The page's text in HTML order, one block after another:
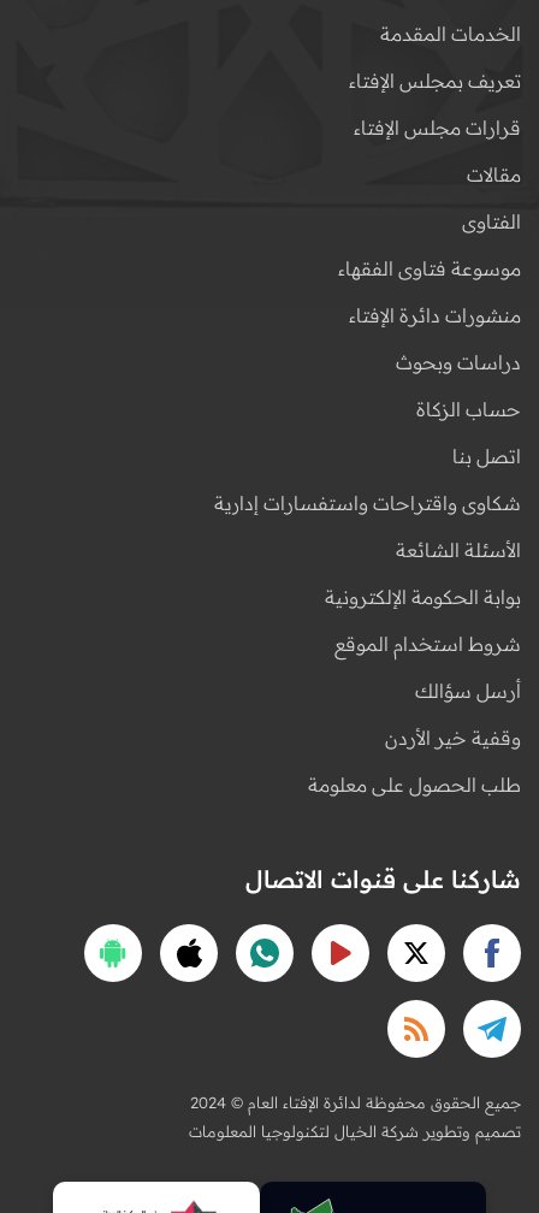
الخدمات المقدمة
تعريف بمجلس الإفتاء
قرارات مجلس الإفتاء
مقالات
الفتاوى
موسوعة فتاوى الفقهاء
منشورات دائرة الإفتاء
دراسات وبحوث
حساب الزكاة
اتصل بنا
شكاوى واقتراحات واستفسارات إدارية
الأسئلة الشائعة
بوابة الحكومة الإلكترونية
شروط استخدام الموقع
أرسل سؤالك
وقفية خير الأردن
طلب الحصول على معلومة
شاركنا على قنوات الاتصال
2024 © جميع الحقوق محفوظة لدائرة الإفتاء العام
تصميم وتطوير شركة الخيال لتكنولوجيا المعلومات